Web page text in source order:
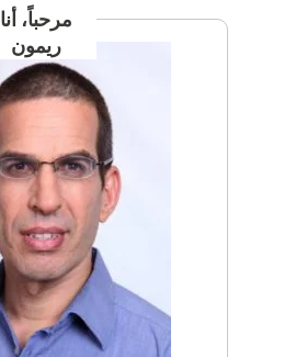
مرحباً، أنا
ريمون